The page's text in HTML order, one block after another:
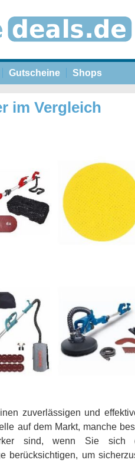
Gutscheine Shops
im Vergleich
zuverlässigen und
auf dem Markt, manche
sind, wenn Sie sich
berücksichtigen, um